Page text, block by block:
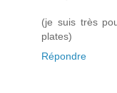
(je suis très
plates)
Répondre